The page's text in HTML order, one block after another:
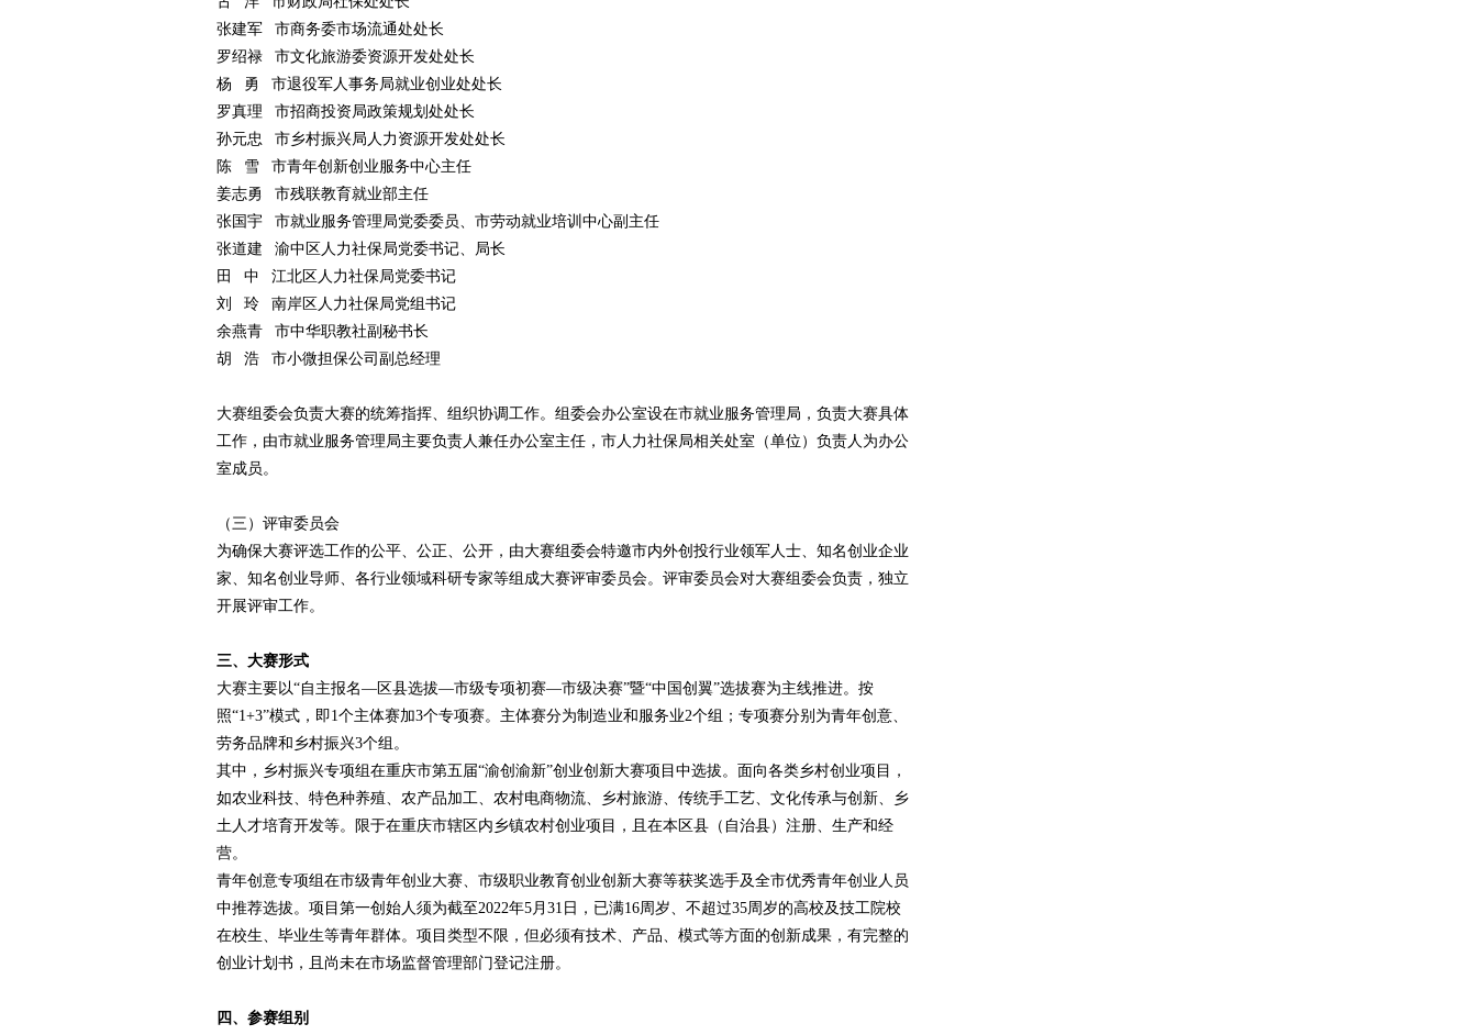
张建军 市商务委市场流通处处长
罗绍禄 市文化旅游委资源开发处处长
杨 勇 市退役军人事务局就业创业处处长
罗真理 市招商投资局政策规划处处长
孙元忠 市乡村振兴局人力资源开发处处长
陈 雪 市青年创新创业服务中心主任
姜志勇 市残联教育就业部主任
张国宇 市就业服务管理局党委委员、市劳动就业培训中心副主任
张道建 渝中区人力社保局党委书记、局长
田 中 江北区人力社保局党委书记
刘 玲 南岸区人力社保局党组书记
余燕青 市中华职教社副秘书长
胡 浩 市小微担保公司副总经理
大赛组委会负责大赛的统筹指挥、组织协调工作。组委会办公室设在市就业服务管理局，负责大赛具体
工作，由市就业服务管理局主要负责人兼任办公室主任，市人力社保局相关处室（单位）负责人为办公
室成员。
（三）评审委员会
为确保大赛评选工作的公平、公正、公开，由大赛组委会特邀市内外创投行业领军人士、知名创业企业
家、知名创业导师、各行业领域科研专家等组成大赛评审委员会。评审委员会对大赛组委会负责，独立
开展评审工作。
三、大赛形式
大赛主要以“自主报名—区县选拔—市级专项初赛—市级决赛”暨“中国创翼”选拔赛为主线推进。按
照“1+3”模式，即1个主体赛加3个专项赛。主体赛分为制造业和服务业2个组；专项赛分别为青年创意、
劳务品牌和乡村振兴3个组。
其中，乡村振兴专项组在重庆市第五届“渝创渝新”创业创新大赛项目中选拔。面向各类乡村创业项目，
如农业科技、特色种养殖、农产品加工、农村电商物流、乡村旅游、传统手工艺、文化传承与创新、乡
土人才培育开发等。限于在重庆市辖区内乡镇农村创业项目，且在本区县（自治县）注册、生产和经
营。
青年创意专项组在市级青年创业大赛、市级职业教育创业创新大赛等获奖选手及全市优秀青年创业人员
中推荐选拔。项目第一创始人须为截至2022年5月31日，已满16周岁、不超过35周岁的高校及技工院校
在校生、毕业生等青年群体。项目类型不限，但必须有技术、产品、模式等方面的创新成果，有完整的
创业计划书，且尚未在市场监督管理部门登记注册。
四、参赛组别